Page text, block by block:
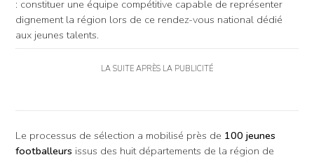
: constituer une équipe compétitive capable de représenter
dignement la région lors de ce rendez-vous national dédié
aux jeunes talents.
LA SUITE APRÈS LA PUBLICITÉ
Le processus de sélection a mobilisé près de 100 jeunes
footballeurs issus des huit départements de la région de